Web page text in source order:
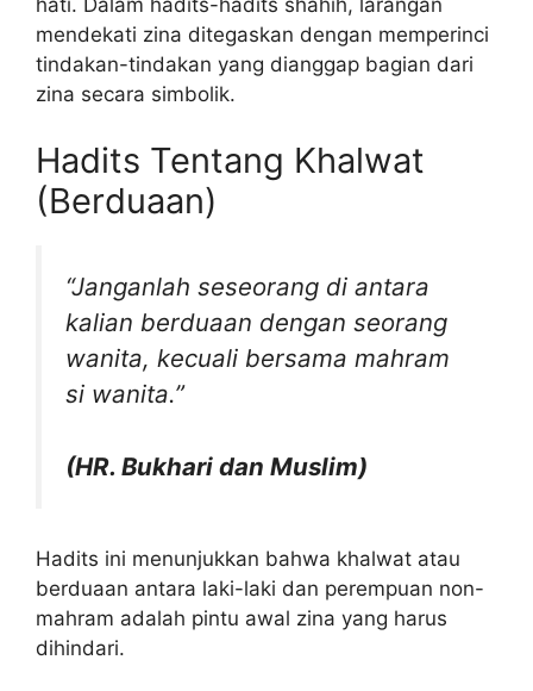
hati. Dalam hadits-hadits shahih, larangan
mendekati zina ditegaskan dengan memperinci
tindakan-tindakan yang dianggap bagian dari
zina secara simbolik.
Hadits Tentang Khalwat
(Berduaan)
“Janganlah seseorang di antara
kalian berduaan dengan seorang
wanita, kecuali bersama mahram
si wanita.”
(HR. Bukhari dan Muslim)
Hadits ini menunjukkan bahwa khalwat atau
berduaan antara laki-laki dan perempuan non-
mahram adalah pintu awal zina yang harus
dihindari.